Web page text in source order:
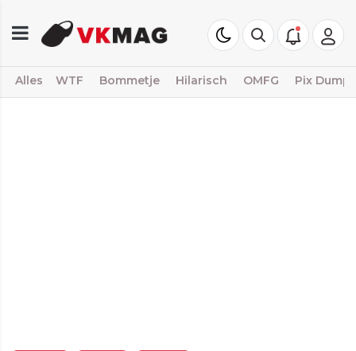
Alles WTF Bommetje Hilarisch OMFG Pix Dump